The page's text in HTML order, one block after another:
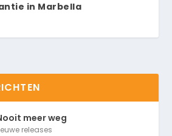
in Marbella
meer weg
releases